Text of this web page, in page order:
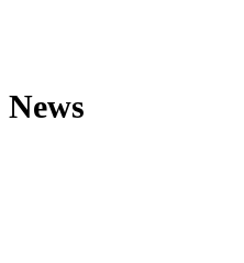
News